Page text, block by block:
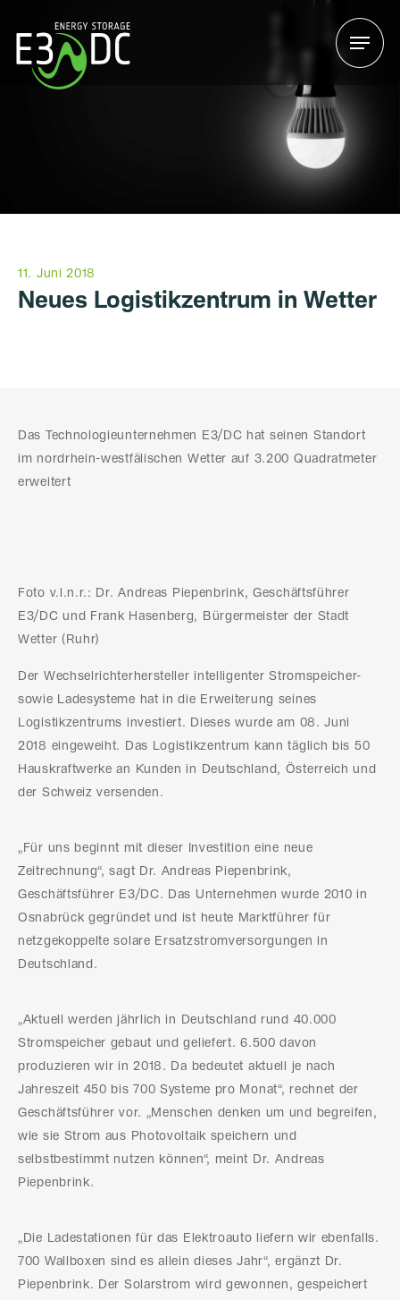
Menu
11. Juni 2018
Neues Logistikzentrum in Wetter
Das Technologieunternehmen E3/DC hat seinen Standort
im nordrhein-westfälischen Wetter auf 3.200 Quadratmeter
erweitert
Foto v.l.n.r.: Dr. Andreas Piepenbrink, Geschäftsführer
E3/DC und Frank Hasenberg, Bürgermeister der Stadt
Wetter (Ruhr)
Der Wechselrichterhersteller intelligenter Stromspeicher-
sowie Ladesysteme hat in die Erweiterung seines
Logistikzentrums investiert. Dieses wurde am 08. Juni
2018 eingeweiht. Das Logistikzentrum kann täglich bis 50
Hauskraftwerke an Kunden in Deutschland, Österreich und
der Schweiz versenden.
„Für uns beginnt mit dieser Investition eine neue
Zeitrechnung“, sagt Dr. Andreas Piepenbrink,
Geschäftsführer E3/DC. Das Unternehmen wurde 2010 in
Osnabrück gegründet und ist heute Marktführer für
netzgekoppelte solare Ersatzstromversorgungen in
Deutschland.
„Aktuell werden jährlich in Deutschland rund 40.000
Stromspeicher gebaut und geliefert. 6.500 davon
produzieren wir in 2018. Da bedeutet aktuell je nach
Jahreszeit 450 bis 700 Systeme pro Monat“, rechnet der
Geschäftsführer vor. „Menschen denken um und begreifen,
wie sie Strom aus Photovoltaik speichern und
selbstbestimmt nutzen können“, meint Dr. Andreas
Piepenbrink.
„Die Ladestationen für das Elektroauto liefern wir ebenfalls.
700 Wallboxen sind es allein dieses Jahr“, ergänzt Dr.
Piepenbrink. Der Solarstrom wird gewonnen, gespeichert